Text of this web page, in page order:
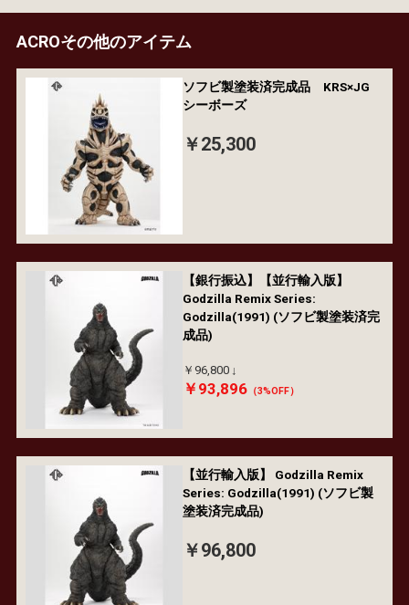
ACROその他のアイテム
ソフビ製塗装済完成品 KRS×JG
シーボーズ
￥25,300
【銀行振込】【並行輸入版】
Godzilla Remix Series:
Godzilla(1991) (ソフビ製塗装済完
成品)
￥96,800
￥93,896 （3%OFF）
【並行輸入版】 Godzilla Remix
Series: Godzilla(1991) (ソフビ製
塗装済完成品)
￥96,800